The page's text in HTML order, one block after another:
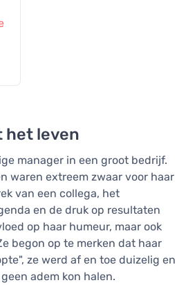
het leven
manager in een groot bedrijf.
waren extreem zwaar voor haar
van een collega, het
en de druk op resultaten
op haar humeur, maar ook
begon op te merken dat haar
ze werd af en toe duizelig en
adem kon halen.